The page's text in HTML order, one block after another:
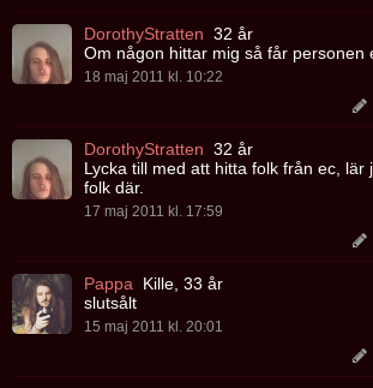
DorothyStratten 32 år
Om någon hittar mig så får personen
18 maj 2011 kl. 10:22
DorothyStratten 32 år
Lycka till med att hitta folk från ec, lär
folk där.
17 maj 2011 kl. 17:59
Pappa
Kille, 33 år
slutsålt
15 maj 2011 kl. 20:01